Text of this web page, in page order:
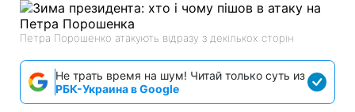
Петра Порошенко атакують відразу з декількох сторін
Не трать время на шум! Читай только суть из
РБК-Украина в Google